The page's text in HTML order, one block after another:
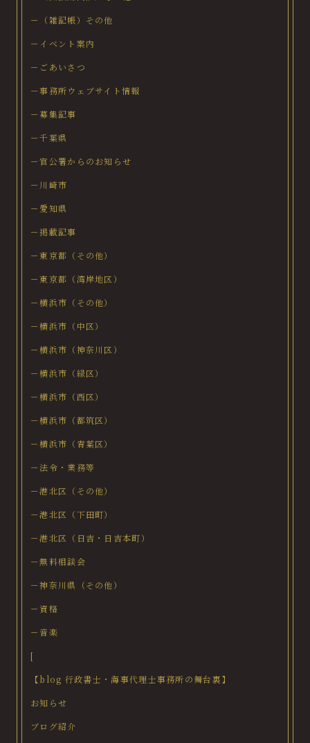
－（雑記帳）その他
－イベント案内
－ごあいさつ
－事務所ウェブサイト情報
－募集記事
－千葉県
－官公署からのお知らせ
－川崎市
－愛知県
－掲載記事
－東京都（その他）
－東京都（湾岸地区）
－横浜市（その他）
－横浜市（中区）
－横浜市（神奈川区）
－横浜市（緑区）
－横浜市（西区）
－横浜市（都筑区）
－横浜市（青葉区）
－法令・業務等
－港北区（その他）
－港北区（下田町）
－港北区（日吉・日吉本町）
－無料相談会
－神奈川県（その他）
－資格
－音楽
[
【blog 行政書士・海事代理士事務所の舞台裏】
お知らせ
ブログ紹介